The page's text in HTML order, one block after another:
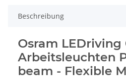
Beschreibung
Osram LEDriving
Arbeitsleuchten
beam - Flexible